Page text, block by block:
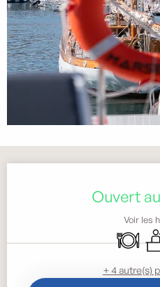
Ouvert
Voir les
+ 4 autre(s)